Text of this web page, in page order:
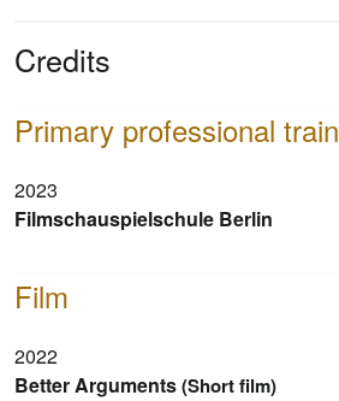
Credits
Primary professional
2023
Filmschauspielschule Berlin
Film
2022
Better Arguments(Short film)